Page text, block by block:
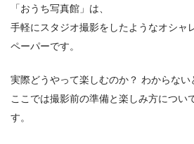
「おうち写真館」は、
手軽にスタジオ撮影をしたようなオシャ
ペーパーです。
実際どうやって楽しむのか？ わからない
ここでは撮影前の準備と楽しみ方につい
す。